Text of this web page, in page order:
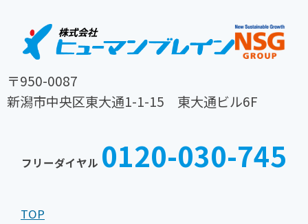
〒950-0087
新潟市中央区東大通1-1-15 東大通ビル6F
242-
242-
フリーダイヤル 0120-030-745
TOP